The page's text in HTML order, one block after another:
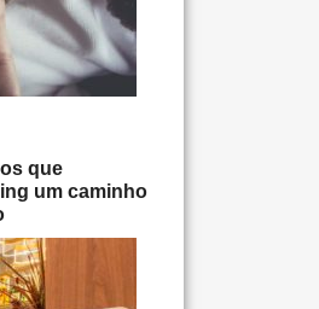
que
um caminho